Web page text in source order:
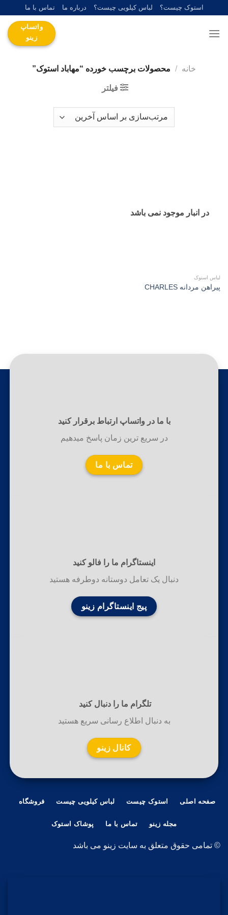
content
استوک چیست؟ لباس کیلویی چیست؟ درباره ما تماس با ما
واتساپ
زینو
خانه / محصولات برچسب خورده “مهاباد استوک”
فیلتر
در انبار موجود نمی باشد
لباس استوک
پیراهن مردانه CHARLES
با ما در واتساپ ارتباط برقرار کنید
در سریع ترین زمان پاسخ میدهیم
تماس با ما
اینستاگرام ما را فالو کنید
دنبال یک تعامل دوستانه دوطرفه هستید
پیج اینستاگرام زینو
تلگرام ما را دنبال کنید
به دنبال اطلاع رسانی سریع هستید
کانال زینو
صفحه اصلی استوک چیست لباس کیلویی چیست فروشگاه
مجله زینو تماس با ما پوشاک استوک
© تمامی حقوق متعلق به سایت زینو می باشد